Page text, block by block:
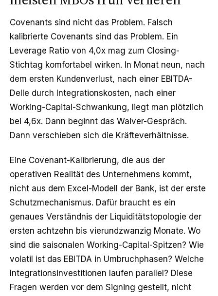
Covenants sind nicht das Problem. Falsch
kalibrierte Covenants sind das Problem. Ein
Leverage Ratio von 4,0x mag zum Closing-
Stichtag komfortabel wirken. In Monat neun, nach
dem ersten Kundenverlust, nach einer EBITDA-
Delle durch Integrations­kosten, nach einer
Working-Capital-Schwankung, liegt man plötzlich
bei 4,6x. Dann beginnt das Waiver-Gespräch.
Dann verschieben sich die Kräfteverhältnisse.
Eine Covenant-Kalibrierung, die aus der
operativen Realität des Unternehmens kommt,
nicht aus dem Excel-Modell der Bank, ist der erste
Schutzmechanismus. Dafür braucht es ein
genaues Verständnis der Liquiditätstopologie der
ersten achtzehn bis vierundzwanzig Monate. Wo
sind die saisonalen Working-Capital-Spitzen? Wie
volatil ist das EBITDA in Umbruchphasen? Welche
Integrations­investitionen laufen parallel? Diese
Fragen werden vor dem Signing gestellt, nicht